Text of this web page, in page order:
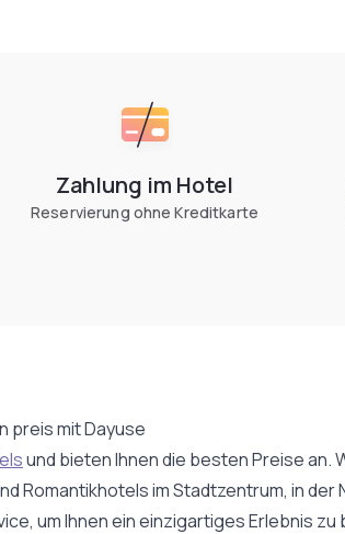
Zahlung im Hotel
Reservierung ohne Kreditkarte
preis mit Dayuse
und bieten Ihnen die besten Preise an.
Romantikhotels im Stadtzentrum, in der
um Ihnen ein einzigartiges Erlebnis